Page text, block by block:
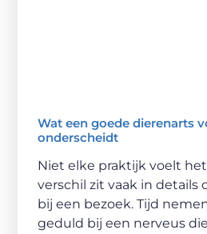
Wat een goede dierenarts
onderscheidt
Niet elke praktijk voelt
verschil zit vaak in details
bij een bezoek. Tijd
geduld bij een nerveus